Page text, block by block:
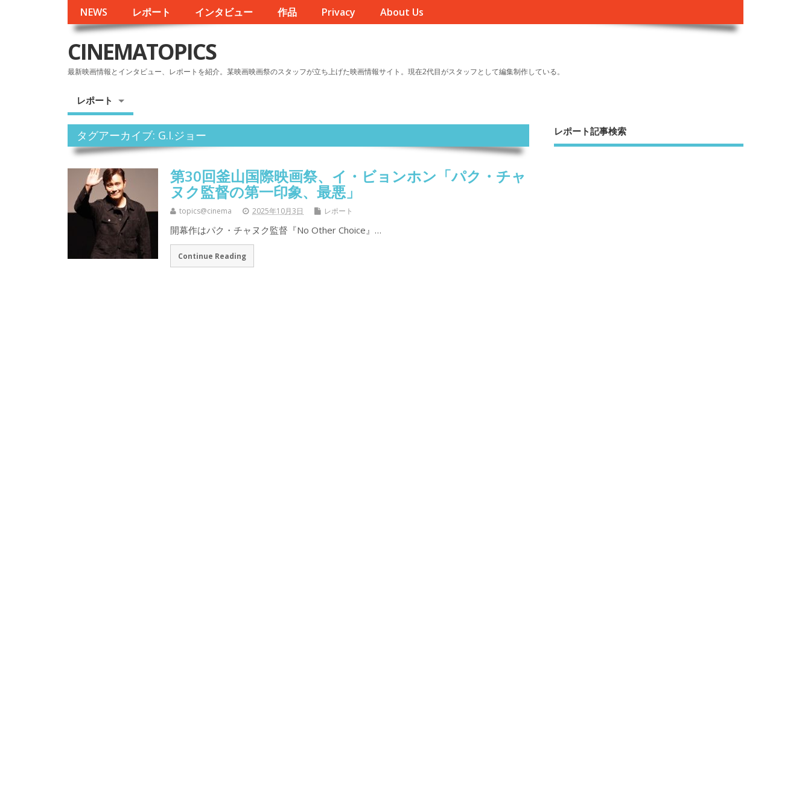
NEWS レポート インタビュー 作品 Privacy About Us
CINEMATOPICS
最新映画情報とインタビュー、レポートを紹介。某映画映画祭のスタッフが立ち上げた映画情報サイト。現在2代目がスタッフとして編集制作している。
レポート
タグアーカイブ: G.I.ジョー
第30回釜山国際映画祭、イ・ビョンホン「パク・チャ
ヌク監督の第一印象、最悪」
topics@cinema 2025年10月3日 レポート
開幕作はパク・チャヌク監督『No Other Choice』…
Continue Reading
レポート記事検索